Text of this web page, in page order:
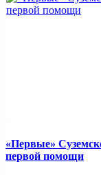
«Первые»
первой помощи